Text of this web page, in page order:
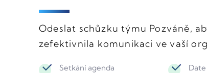
Odeslat schůzku týmu Pozváně,
zefektivnila komunikaci ve vaší
Setkání agenda